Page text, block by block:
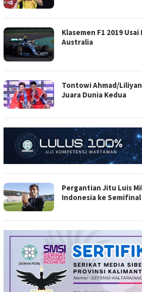
Klasemen F1 2019
Australia
Tontowi Ahmad/
Juara Dunia Kedua
Pergantian Jitu Luis
Indonesia ke Semifinal